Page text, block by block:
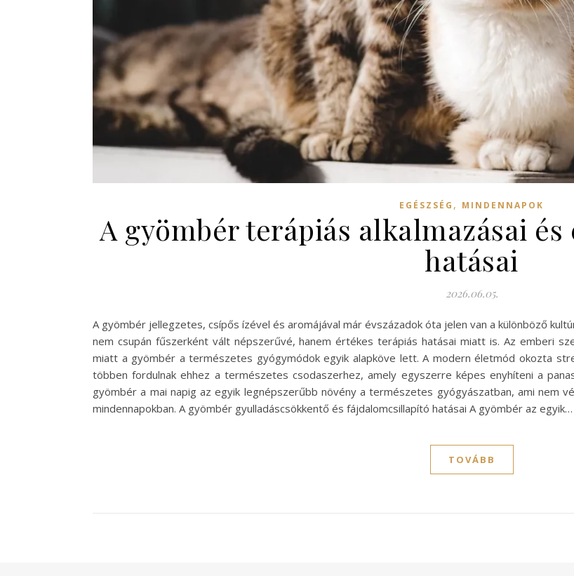
EGÉSZSÉG , MINDENNAPOK
A gyömbér terápiás alkalmazásai
hatásai
2026.06.05.
A gyömbér jellegzetes, csípős ízével és aromájával már évszázadok óta jelen van a különböző
nem csupán fűszerként vált népszerűvé, hanem értékes terápiás hatásai miatt is. Az emberi
miatt a gyömbér a természetes gyógymódok egyik alapköve lett. A modern életmód okozta
többen fordulnak ehhez a természetes csodaszerhez, amely egyszerre képes enyhíteni a
gyömbér a mai napig az egyik legnépszerűbb növény a természetes gyógyászatban, ami nem
mindennapokban. A gyömbér gyulladáscsökkentő és fájdalomcsillapító hatásai A gyömbér az egyik…
TOVÁBB